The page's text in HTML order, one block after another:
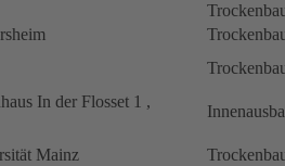
In der Flosset 1 ,
Mainz